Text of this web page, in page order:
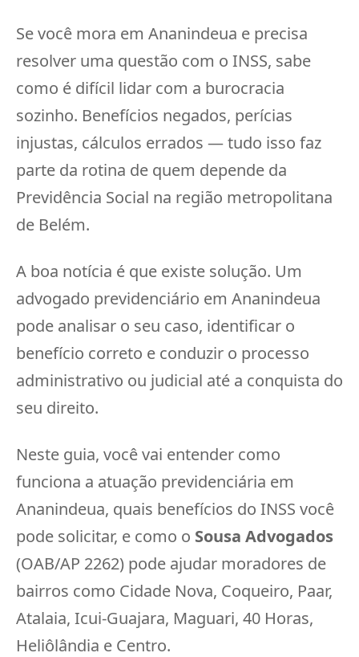
Se você mora em Ananindeua e precisa
resolver uma questão com o INSS, sabe
como é difícil lidar com a burocracia
sozinho. Benefícios negados, perícias
injustas, cálculos errados — tudo isso faz
parte da rotina de quem depende da
Previdência Social na região metropolitana
de Belém.
A boa notícia é que existe solução. Um
advogado previdenciário em Ananindeua
pode analisar o seu caso, identificar o
benefício correto e conduzir o processo
administrativo ou judicial até a conquista do
seu direito.
Neste guia, você vai entender como
funciona a atuação previdenciária em
Ananindeua, quais benefícios do INSS você
pode solicitar, e como o Sousa Advogados
(OAB/AP 2262) pode ajudar moradores de
bairros como Cidade Nova, Coqueiro, Paar,
Atalaia, Icui-Guajara, Maguari, 40 Horas,
Heliôlândia e Centro.